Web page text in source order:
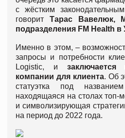
с жёстким
говорит Тарас Вавелюк,
подразделения FM Health в
Именно в этом, –
запросы и потребности
Logistic, и заключается
компании для клиента. Об
статуэтка под
находящаяся на столах топ-
и символизирующая
на период до 2022 года.